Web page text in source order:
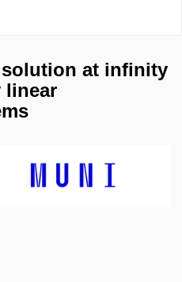
at infinity
linear